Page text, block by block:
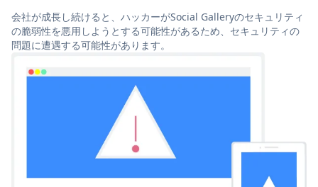
会社が成長し続けると、ハッカーがSocial Galleryのセキュリティ
の脆弱性を悪用しようとする可能性があるため、セキュリティの
問題に遭遇する可能性があります。